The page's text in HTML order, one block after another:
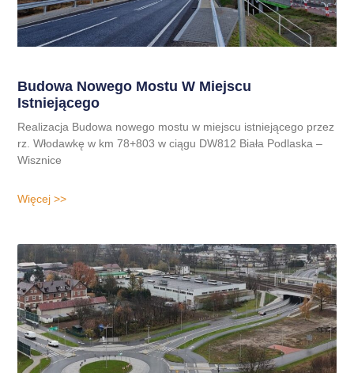
Budowa Nowego Mostu W Miejscu
Istniejącego
Realizacja Budowa nowego mostu w miejscu istniejącego przez
rz. Włodawkę w km 78+803 w ciągu DW812 Biała Podlaska –
Wisznice
Więcej >>